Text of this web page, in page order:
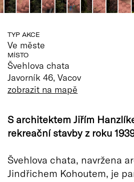
TYP AKCE
Ve měste
MÍSTO
Švehlova chata
Javorník 46, Vacov
zobrazit na mapě
S architektem Jiřím
rekreační stavby z roku
Švehlova chata, navržena
Jindřichem Kohoutem, je